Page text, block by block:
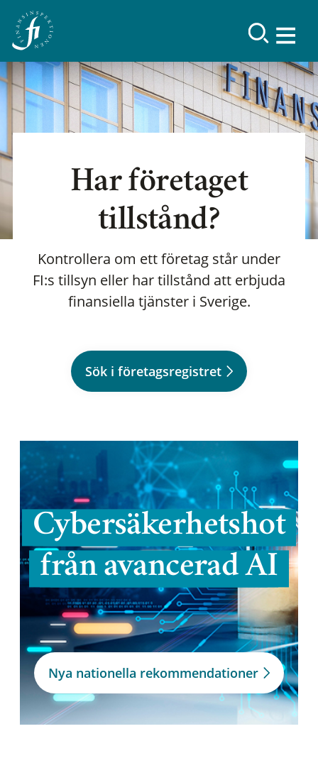
Har företaget
tillstånd?
Kontrollera om ett företag står under
FI:s tillsyn eller har tillstånd att erbjuda
finansiella tjänster i Sverige.
Sök i företagsregistret
Cybersäkerhetshot
från avancerad AI
Nya nationella rekommendationer